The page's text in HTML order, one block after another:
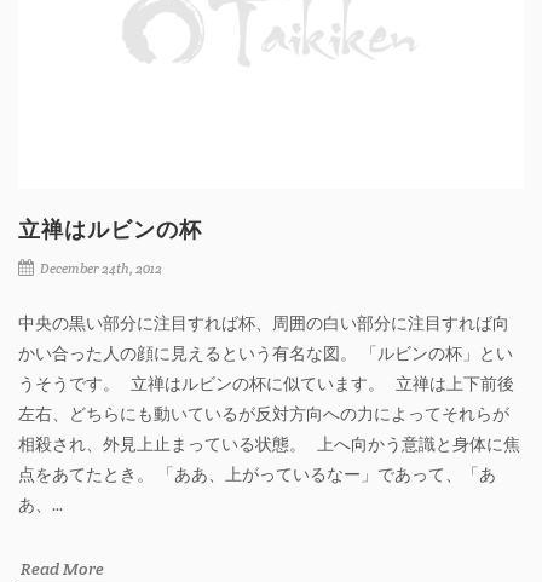
立禅はルビンの杯
December 24th, 2012
中央の黒い部分に注目すれば杯、周囲の白い部分に注目すれば向
かい合った人の顔に見えるという有名な図。 「ルビンの杯」とい
うそうです。 立禅はルビンの杯に似ています。 立禅は上下前後
左右、どちらにも動いているが反対方向への力によってそれらが
相殺され、外見上止まっている状態。 上へ向かう意識と身体に焦
点をあてたとき。 「ああ、上がっているなー」であって、「あ
あ、...
Read More